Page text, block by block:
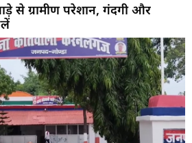
से ग्रामीण परेशान, गंदगी और